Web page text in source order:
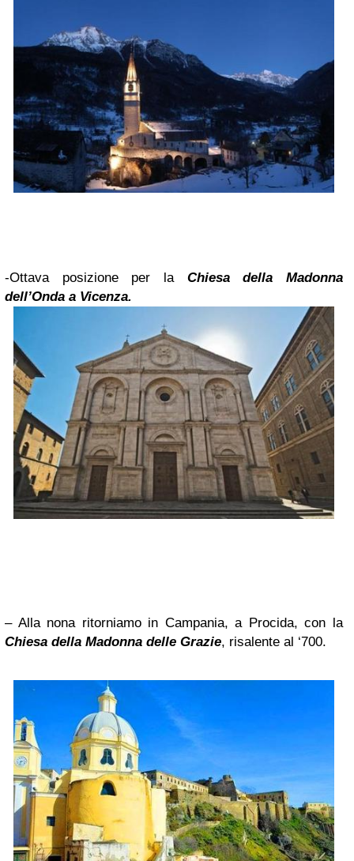
-Ottava posizione per la Chiesa dellaMadonna
dell’Onda a Vicenza.
– Alla nona ritorniamo in Campania, a Procida, con la
Chiesa della Madonna delle Grazie, risalente al ‘700.